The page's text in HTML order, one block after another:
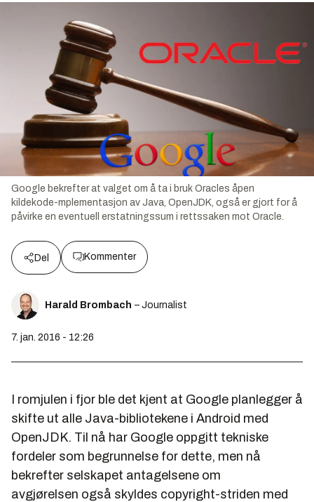
Google bekrefter at valget om å ta i bruk Oracles åpen
kildekode-mplementasjon av Java, OpenJDK, også er gjort for å
påvirke en eventuell erstatningssum i rettssaken mot Oracle.
Del Kommenter
Harald Brombach – Journalist
7. jan. 2016 - 12:26
I romjulen i fjor ble det kjent at Google planlegger å
skifte ut alle Java-bibliotekene i Android med
OpenJDK. Til nå har Google oppgitt tekniske
fordeler som begrunnelse for dette, men nå
bekrefter selskapet antagelsene om
avgjørelsen også skyldes copyright-striden med